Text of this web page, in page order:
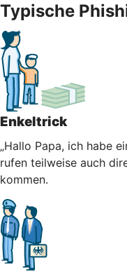
Typische
Enkeltrick
„Hallo Papa, ich habe
rufen teilweise auch
kommen.